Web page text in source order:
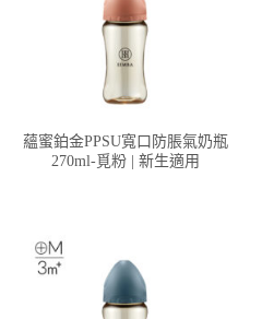
蘊蜜鉑金PPSU寬口防脹氣奶瓶
270ml-覓粉 | 新生適用